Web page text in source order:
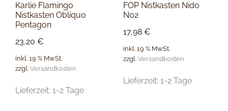
Karlie Flamingo
Nistkasten Obliquo
Pentagon
23,20 €
inkl. 19 % MwSt.
zzgl. Versandkosten
Lieferzeit: 1-2 Tage
FOP Nistkasten Nido
N02
17,98€
inkl. 19 % MwSt.
zzgl.Versandkosten
Lieferzeit:1-2 Tage